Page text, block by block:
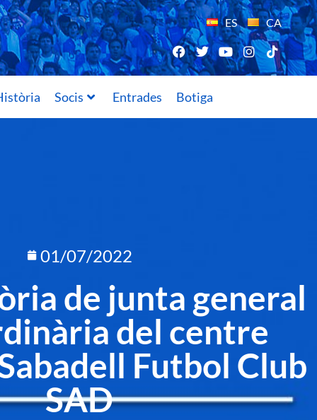
ES CA
Socis Entrades Botiga
01/07/2022
de junta general
del centre
Futbol Club
SAD